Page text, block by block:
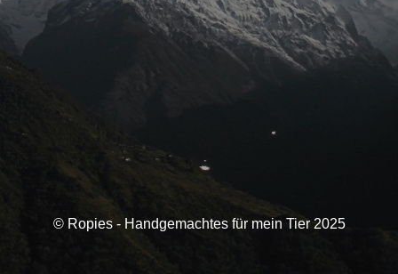
© Ropies - Handgemachtes für mein Tier 2025